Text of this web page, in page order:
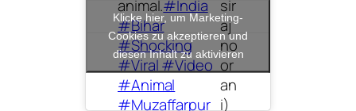
animal.#India
#Bihar
#Shocking
#Viral#Video
#Animal
#Muzaffarpur
sir
aj
no
or
an
i)
Klicke hier, um Marketing-
Cookies zu akzeptieren und
diesen Inhalt zu aktivieren